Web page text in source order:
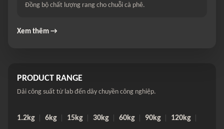
Đồng bộ chất lượng rang cho chuỗi cà phê.
Xem thêm →
PRODUCT RANGE
Dải công suất từ lab đến dây chuyền công nghiệp.
1.2kg 6kg 15kg 30kg 60kg 90kg
120kg